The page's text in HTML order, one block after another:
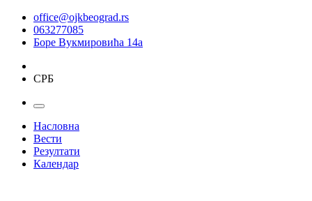
office@ojkbeograd.rs
063277085
Боре Вукмировића 14а
СРБ
Насловна
Вести
Резултати
Календар